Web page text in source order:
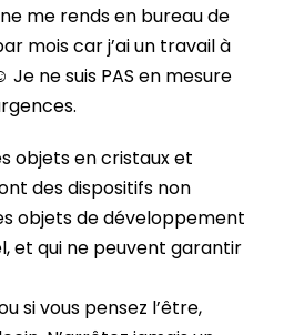
me rends en bureau de
mois car j’ai un travail à
ne suis PAS en mesure
objets en cristaux et
des dispositifs non
objets de développement
et qui ne peuvent garantir
si vous pensez l’être,